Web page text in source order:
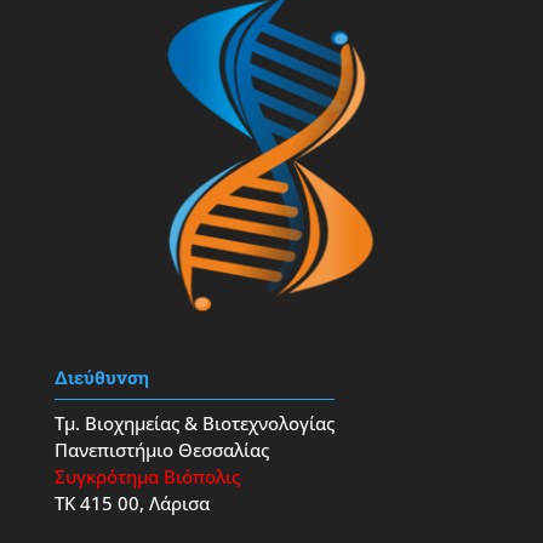
Διεύθυνση
Τμ. Βιοχημείας & Βιοτεχνολογίας
Πανεπιστήμιο Θεσσαλίας
Συγκρότημα Βιόπολις
ΤΚ 415 00, Λάρισα